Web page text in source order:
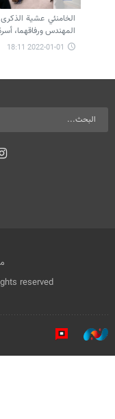
الخامنئي عشية
المهندس ورفاقهما،
2022-01-01 18:11
reserved